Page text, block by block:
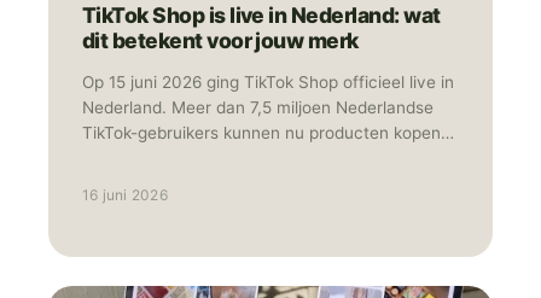
TikTok Shop is live in Nederland: wat
dit betekent voor jouw merk
Op 15 juni 2026 ging TikTok Shop officieel live in
Nederland. Meer dan 7,5 miljoen Nederlandse
TikTok-gebruikers kunnen nu producten kopen
scherm. Tegelijk met Nederland lanceerde
Daarmee is het platform nu actief in negen
Europese landen. Social commerce, waarbij
16 juni 2026